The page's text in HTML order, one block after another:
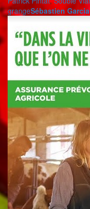
grangeSébastien Garcia